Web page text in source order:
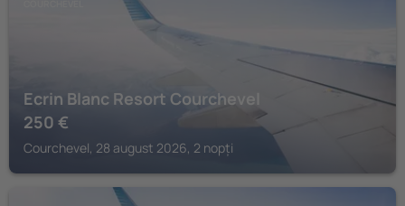
Ecrin Blanc Resort Courchevel
250 €
Courchevel, 28 august 2026, 2 nopți